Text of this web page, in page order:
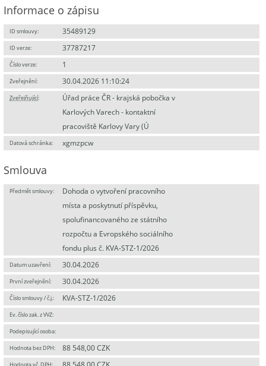
Informace o zápisu
ID smlouvy: 35489129
ID verze: 37787217
Číslo verze: 1
Zveřejnění: 30.04.2026 11:10:24
Zveřejňující:
Úřad práce ČR - krajská pobočka v
Karlových Varech - kontaktní
pracoviště Karlovy Vary (Ú
Datová schránka: xgmzpcw
Smlouva
Předmět smlouvy:
Dohoda o vytvoření pracovního
místa a poskytnutí příspěvku,
spolufinancovaného ze státního
rozpočtu a Evropského sociálního
fondu plus č. KVA-STZ-1/2026
Datum uzavření: 30.04.2026
První zveřejnění: 30.04.2026
Číslo smlouvy / č.j.: KVA-STZ-1/2026
Ev. číslo zak. z VVZ:
Podepisující osoba:
Hodnota bez DPH: 88 548,00 CZK